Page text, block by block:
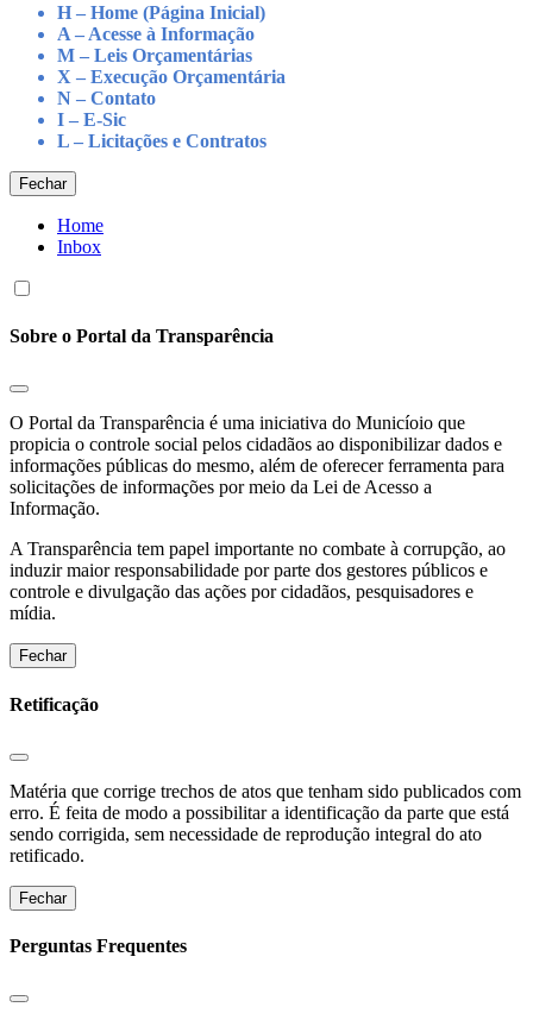
H – Home (Página Inicial)
A – Acesse à Informação
M – Leis Orçamentárias
X – Execução Orçamentária
N – Contato
I – E-Sic
L – Licitações e Contratos
Fechar
Home
Inbox
Sobre o Portal da Transparência
O Portal da Transparência é uma iniciativa do Municíoio que
propicia o controle social pelos cidadãos ao disponibilizar dados e
informações públicas do mesmo, além de oferecer ferramenta para
solicitações de informações por meio da Lei de Acesso a
Informação.
A Transparência tem papel importante no combate à corrupção, ao
induzir maior responsabilidade por parte dos gestores públicos e
controle e divulgação das ações por cidadãos, pesquisadores e
mídia.
Fechar
Retificação
Matéria que corrige trechos de atos que tenham sido publicados com
erro. É feita de modo a possibilitar a identificação da parte que está
sendo corrigida, sem necessidade de reprodução integral do ato
retificado.
Fechar
Perguntas Frequentes